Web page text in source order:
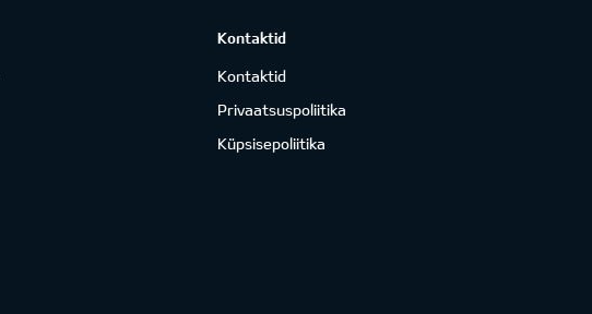
Kontaktid
Kontaktid
Privaatsuspoliitika
Küpsisepoliitika